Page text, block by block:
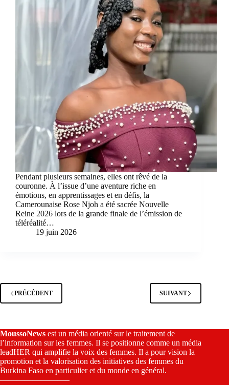
Pendant plusieurs semaines, elles ont rêvé de la
couronne. À l’issue d’une aventure riche en
émotions, en apprentissages et en défis, la
Camerounaise Rose Njoh a été sacrée Nouvelle
Reine 2026 lors de la grande finale de l’émission de
téléréalité…
19 juin 2026
PRÉCÉDENT SUIVANT
MoussoNews est un média orienté sur le traitement de
l’information sur les femmes. Il se positionne comme un média
leadHER qui amplifie la voix des femmes. Il a pour vision la
promotion et la valorisation des initiatives des femmes du
Burkina Faso en particulier et du monde en général.
————————–